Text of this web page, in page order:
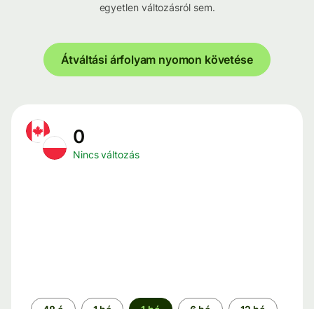
egyetlen változásról sem.
Átváltási árfolyam nyomon követése
0
Nincs változás
Időszak